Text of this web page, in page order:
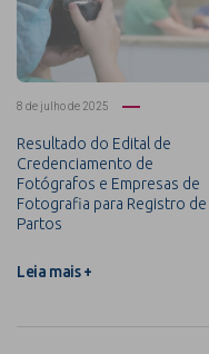
8 de julho de 2025
Resultado do Edital de
Credenciamento de
Fotógrafos e Empresas de
Fotografia para Registro de
Partos
Leia mais +